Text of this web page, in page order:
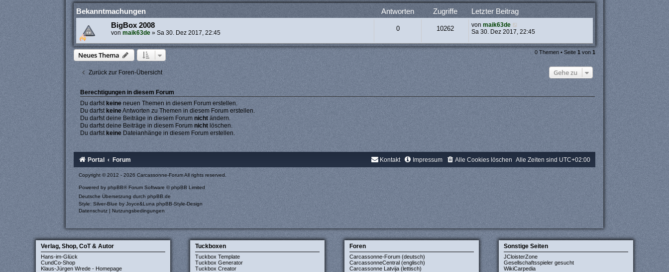
Bekanntmachungen Antworten Zugriffe Letzter Beitrag
BigBox 2008
von maik63de» Sa 30. Dez 2017, 22:45
0 10262 vonmaik63de
Sa 30. Dez 2017, 22:45
Neues Thema 0 Themen • Seite1von1
Zurück zur Foren-Übersicht Gehe zu
Berechtigungen in diesem Forum
Du darfst keineneuen Themen in diesem Forum erstellen.
Du darfst keineAntworten zu Themen in diesem Forum erstellen.
Du darfst deine Beiträge in diesem Forum nichtändern.
Du darfst deine Beiträge in diesem Forumnichtlöschen.
Du darfst keineDateianhänge in diesem Forum erstellen.
Portal Forum Alle Zeiten sind UTC+02:00
Alle Cookies löschen
Impressum
Kontakt
Copyright © 2012 - 2026 Carcassonne-Forum All rights reserved.
Powered by phpBB® Forum Software © phpBB Limited
Deutsche Übersetzung durchphpBB.de
Style: Silver-Blue by Joyce&LunaphpBB-Style-Design
Datenschutz | Nutzungsbedingungen
Verlag, Shop, CoT & Autor
Hans-im-Glück
CundCo-Shop
Klaus-Jürgen Wrede - Homepage
Tuckboxen
Tuckbox Template
Tuckbox Generator
Tuckbox Creator
Foren
Carcassonne-Forum (deutsch)
CarcassonneCentral (englisch)
Carcassonne Latvija (lettisch)
Sonstige Seiten
JCloisterZone
Gesellschaftsspieler gesucht
WikiCarpedia